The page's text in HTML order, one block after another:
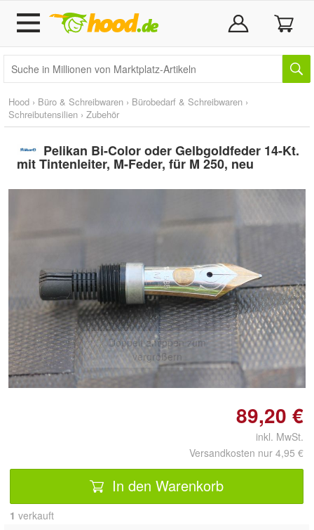
Hood › Büro & Schreibwaren › Bürobedarf & Schreibwaren ›
Schreibutensilien › Zubehör
Pelikan Bi-Color oder Gelbgoldfeder 14-Kt.
mit Tintenleiter, M-Feder, für M 250, neu
Doppelt antippen zum
vergrößern
89,20 €
inkl. MwSt.
Versandkosten nur 4,95 €
In den Warenkorb
1 verkauft